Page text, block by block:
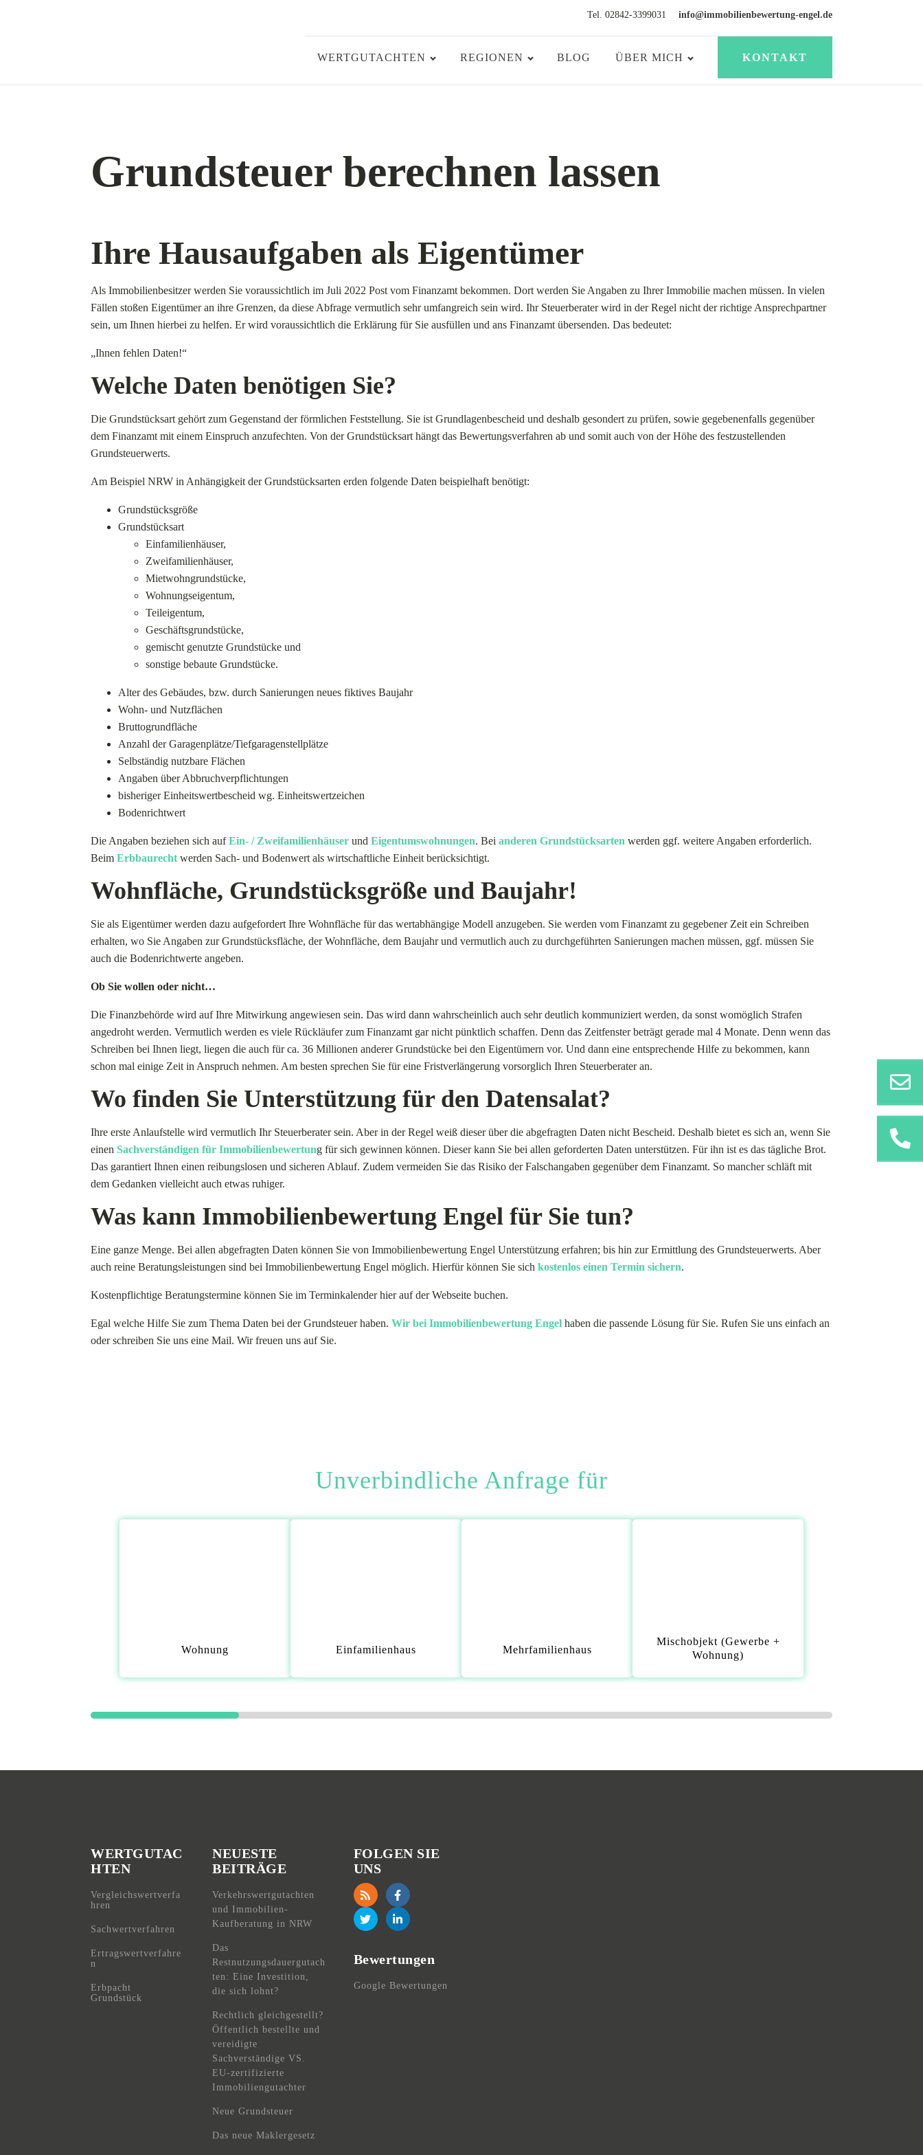
Tel. 02842-3399031 info@immobilienbewertung-engel.de
WERTGUTACHTEN REGIONEN BLOG ÜBER MICH KONTAKT
Grundsteuer berechnen lassen
Ihre Hausaufgaben als Eigentümer
Als Immobilienbesitzer werden Sie voraussichtlich im Juli 2022 Post vom Finanzamt bekommen. Dort werden Sie Angaben zu Ihrer Immobilie machen müssen. In vielen
Fällen stoßen Eigentümer an ihre Grenzen, da diese Abfrage vermutlich sehr umfangreich sein wird. Ihr Steuerberater wird in der Regel nicht der richtige Ansprechpartner
sein, um Ihnen hierbei zu helfen. Er wird voraussichtlich die Erklärung für Sie ausfüllen und ans Finanzamt übersenden. Das bedeutet:
„Ihnen fehlen Daten!“
Welche Daten benötigen Sie?
Die Grundstücksart gehört zum Gegenstand der förmlichen Feststellung. Sie ist Grundlagenbescheid und deshalb gesondert zu prüfen, sowie gegebenenfalls gegenüber
dem Finanzamt mit einem Einspruch anzufechten. Von der Grundstücksart hängt das Bewertungsverfahren ab und somit auch von der Höhe des festzustellenden
Grundsteuerwerts.
Am Beispiel NRW in Anhängigkeit der Grundstücksarten erden folgende Daten beispielhaft benötigt:
Grundstücksgröße
Grundstücksart
Einfamilienhäuser,
Zweifamilienhäuser,
Mietwohngrundstücke,
Wohnungseigentum,
Teileigentum,
Geschäftsgrundstücke,
gemischt genutzte Grundstücke und
sonstige bebaute Grundstücke.
Alter des Gebäudes, bzw. durch Sanierungen neues fiktives Baujahr
Wohn- und Nutzflächen
Bruttogrundfläche
Anzahl der Garagenplätze/Tiefgaragenstellplätze
Selbständig nutzbare Flächen
Angaben über Abbruchverpflichtungen
bisheriger Einheitswertbescheid wg. Einheitswertzeichen
Bodenrichtwert
Die Angaben beziehen sich aufEin- / Zweifamilienhäuser und Eigentumswohnungen. Bei anderen Grundstücksarten werden ggf. weitere Angaben erforderlich.
Beim Erbbaurecht werden Sach- und Bodenwert als wirtschaftliche Einheit berücksichtigt.
Wohnfläche, Grundstücksgröße und Baujahr!
Sie als Eigentümer werden dazu aufgefordert Ihre Wohnfläche für das wertabhängige Modell anzugeben. Sie werden vom Finanzamt zu gegebener Zeit ein Schreiben
erhalten, wo Sie Angaben zur Grundstücksfläche, der Wohnfläche, dem Baujahr und vermutlich auch zu durchgeführten Sanierungen machen müssen, ggf. müssen Sie
auch die Bodenrichtwerte angeben.
Ob Sie wollen oder nicht…
Die Finanzbehörde wird auf Ihre Mitwirkung angewiesen sein. Das wird dann wahrscheinlich auch sehr deutlich kommuniziert werden, da sonst womöglich Strafen
angedroht werden. Vermutlich werden es viele Rückläufer zum Finanzamt gar nicht pünktlich schaffen. Denn das Zeitfenster beträgt gerade mal 4 Monate. Denn wenn das
Schreiben bei Ihnen liegt, liegen die auch für ca. 36 Millionen anderer Grundstücke bei den Eigentümern vor. Und dann eine entsprechende Hilfe zu bekommen, kann
schon mal einige Zeit in Anspruch nehmen. Am besten sprechen Sie für eine Fristverlängerung vorsorglich Ihren Steuerberater an.
Wo finden Sie Unterstützung für den Datensalat?
Ihre erste Anlaufstelle wird vermutlich Ihr Steuerberater sein. Aber in der Regel weiß dieser über die abgefragten Daten nicht Bescheid. Deshalb bietet es sich an, wenn Sie
einen Sachverständigen für Immobilienbewertung für sich gewinnen können. Dieser kann Sie bei allen geforderten Daten unterstützen. Für ihn ist es das tägliche Brot.
Das garantiert Ihnen einen reibungslosen und sicheren Ablauf. Zudem vermeiden Sie das Risiko der Falschangaben gegenüber dem Finanzamt. So mancher schläft mit
dem Gedanken vielleicht auch etwas ruhiger.
Was kann Immobilienbewertung Engel für Sie tun?
Eine ganze Menge. Bei allen abgefragten Daten können Sie von Immobilienbewertung Engel Unterstützung erfahren; bis hin zur Ermittlung des Grundsteuerwerts. Aber
auch reine Beratungsleistungen sind bei Immobilienbewertung Engel möglich. Hierfür können Sie sich kostenlos einen Termin sichern.
Kostenpflichtige Beratungstermine können Sie im Terminkalender hier auf der Webseite buchen.
Egal welche Hilfe Sie zum Thema Daten bei der Grundsteuer haben. Wir bei Immobilienbewertung Engel haben die passende Lösung für Sie. Rufen Sie uns einfach an
oder schreiben Sie uns eine Mail. Wir freuen uns auf Sie.
Unverbindliche Anfrage für
Wohnung Einfamilienhaus Mehrfamilienhaus
Mischobjekt (Gewerbe +
Wohnung)
WERTGUTAC
HTEN
Vergleichswertverfa
hren
Sachwertverfahren
Ertragswertverfahre
n
Erbpacht
Grundstück
NEUESTE
BEITRÄGE
Verkehrswertgutachten
und Immobilien-
Kaufberatung in NRW
Das
Restnutzungsdauergutach
ten: Eine Investition,
die sich lohnt?
Rechtlich gleichgestellt?
Öffentlich bestellte und
vereidigte
Sachverständige VS.
EU-zertifizierte
Immobiliengutachter
Neue Grundsteuer
Das neue Maklergesetz
FOLGEN SIE
UNS
Bewertungen
Google Bewertungen